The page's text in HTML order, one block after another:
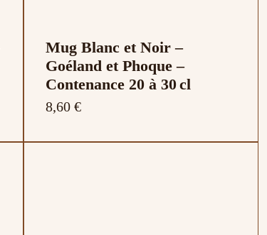
Mug Blanc et Noir –
Goéland et Phoque –
Contenance 20 à 30 cl
8,60 €